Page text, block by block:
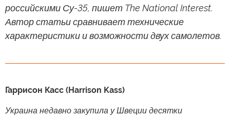
российскими Су-35, пишет The National Interest.
Автор статьи сравнивает технические
характеристики и возможности двух самолетов.
Гаррисон Касс (Harrison Kass)
Украина недавно закупила у Швеции десятки